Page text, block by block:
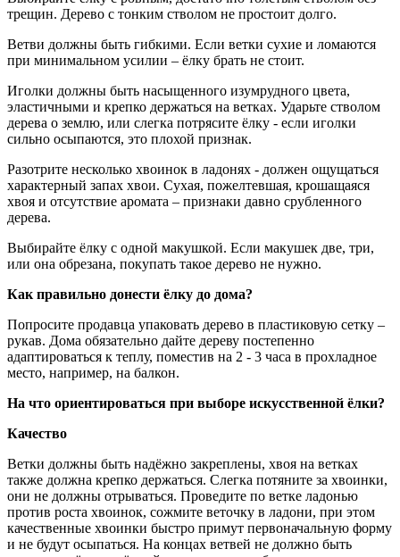
трещин. Дерево с тонким стволом не простоит долго.
Ветви должны быть гибкими. Если ветки сухие и ломаются
при минимальном усилии – ёлку брать не стоит.
Иголки должны быть насыщенного изумрудного цвета,
эластичными и крепко держаться на ветках. Ударьте стволом
дерева о землю, или слегка потрясите ёлку - если иголки
сильно осыпаются, это плохой признак.
Разотрите несколько хвоинок в ладонях - должен ощущаться
характерный запах хвои. Сухая, пожелтевшая, крошащаяся
хвоя и отсутствие аромата – признаки давно срубленного
дерева.
Выбирайте ёлку с одной макушкой. Если макушек две, три,
или она обрезана, покупать такое дерево не нужно.
Как правильно донести ёлку до дома?
Попросите продавца упаковать дерево в пластиковую сетку –
рукав. Дома обязательно дайте дереву постепенно
адаптироваться к теплу, поместив на 2 - 3 часа в прохладное
место, например, на балкон.
На что ориентироваться при выборе искусственной ёлки?
Качество
Ветки должны быть надёжно закреплены, хвоя на ветках
также должна крепко держаться. Слегка потяните за хвоинки,
они не должны отрываться. Проведите по ветке ладонью
против роста хвоинок, сожмите веточку в ладони, при этом
качественные хвоинки быстро примут первоначальную форму
и не будут осыпаться. На концах ветвей не должно быть